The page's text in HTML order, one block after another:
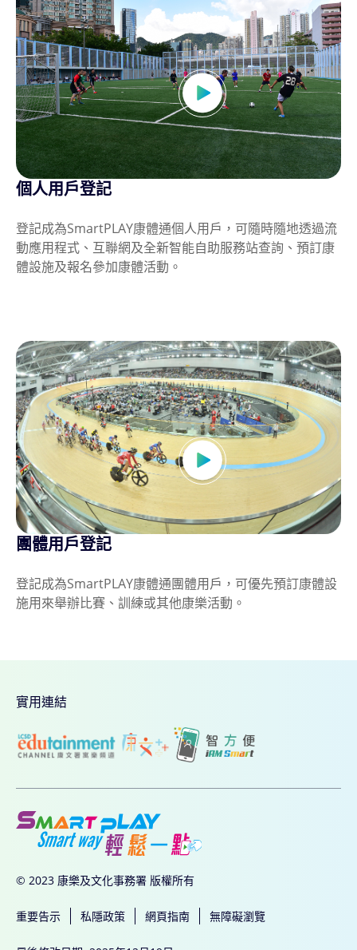
個人用戶登記
登記成為SmartPLAY康體通個人用戶，可隨時隨地透過流
動應用程式、互聯網及全新智能自助服務站查詢、預訂康
體設施及報名參加康體活動。
團體用戶登記
登記成為SmartPLAY康體通團體用戶，可優先預訂康體設
施用來舉辦比賽、訓練或其他康樂活動。
實用連結
© 2023 康樂及文化事務署 版權所有
重要告示 私隱政策 網頁指南 無障礙瀏覽